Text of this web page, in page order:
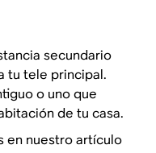
secundario
tu tele principal.
o uno que
de tu casa.
en nuestro artículo